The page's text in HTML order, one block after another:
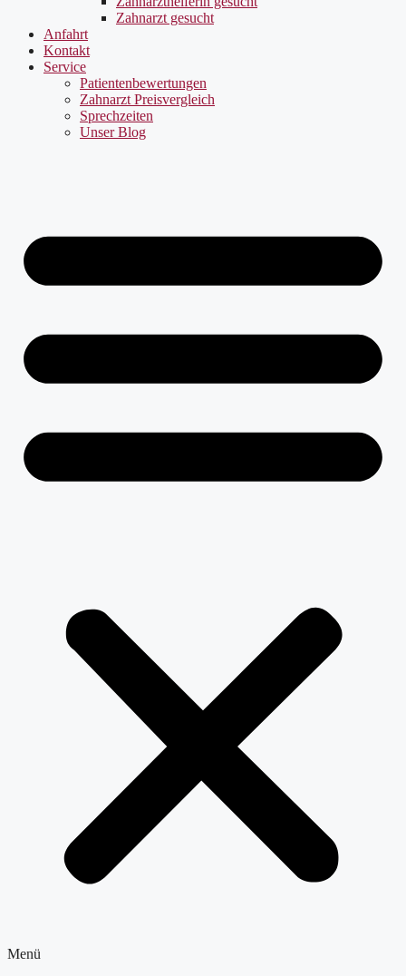
Zahnarzt gesucht
Anfahrt
Kontakt
Service
Patientenbewertungen
Zahnarzt Preisvergleich
Sprechzeiten
Unser Blog
Menü